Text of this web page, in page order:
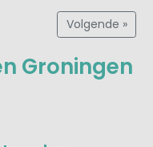
Volgende »
Groningen